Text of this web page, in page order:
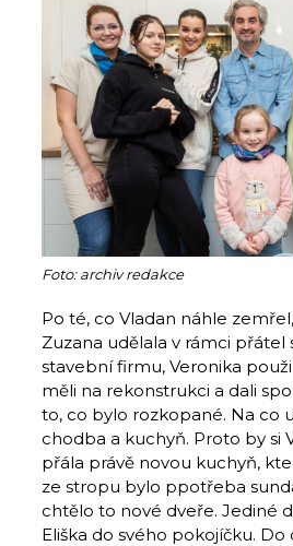
Foto: archiv redakce
Po té, co Vladan náhle
Zuzana udělala v rámci přátel
stavební firmu, Veronika
měli na rekonstrukci a dali
to, co bylo rozkopané. Na co
chodba a kuchyň. Proto by si
přála právě novou kuchyň,
ze stropu bylo ppotřeba
chtělo to nové dveře. Jediné
Eliška do svého pokojíčku.